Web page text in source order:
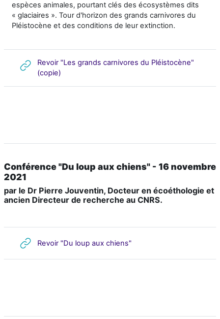
espèces animales, pourtant clés des écosystèmes dits
« glaciaires ». Tour d'horizon des grands carnivores du
Pléistocène et des conditions de leur extinction.
Revoir "Les grands carnivores du Pléistocène"
(copie)
Conférence "Du loup aux chiens" - 16 novembre
2021
par le Dr Pierre Jouventin, Docteur en écoéthologie et
ancien Directeur de recherche au CNRS.
Revoir "Du loup aux chiens"